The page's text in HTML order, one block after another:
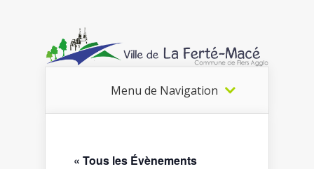
Menu de Navigation
« Tous les Évènements